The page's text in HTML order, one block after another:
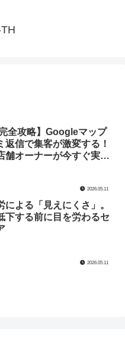
完全攻略】Googleマップ
返信で集客が激変する！
舗オーナーが今すぐ実践
2026.05.11
による「見えにくさ」。
下する前に目を労わるセ
2026.05.11